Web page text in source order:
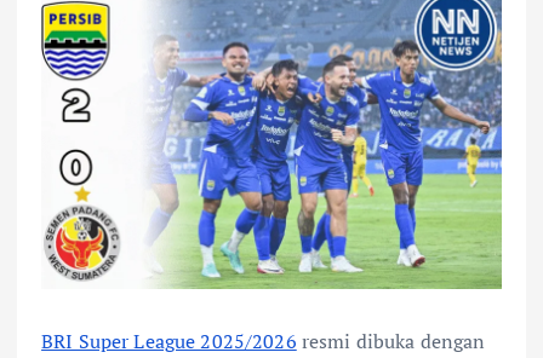
BRI Super League 2025/2026 resmi dibuka dengan